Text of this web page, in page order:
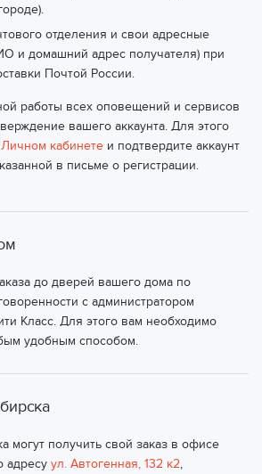
отделения и свои адресные
и домашний адрес получателя) при
Почтой России.
работы всех оповещений и сервисов
вашего аккаунта. Для этого
Личном кабинете и подтвердите аккаунт
в письме о регистрации.
до дверей вашего дома по
с администратором
Класс. Для этого вам необходимо
удобным способом.
могут получить свой заказ в офисе
адресу ул. Автогенная, 132 к2,